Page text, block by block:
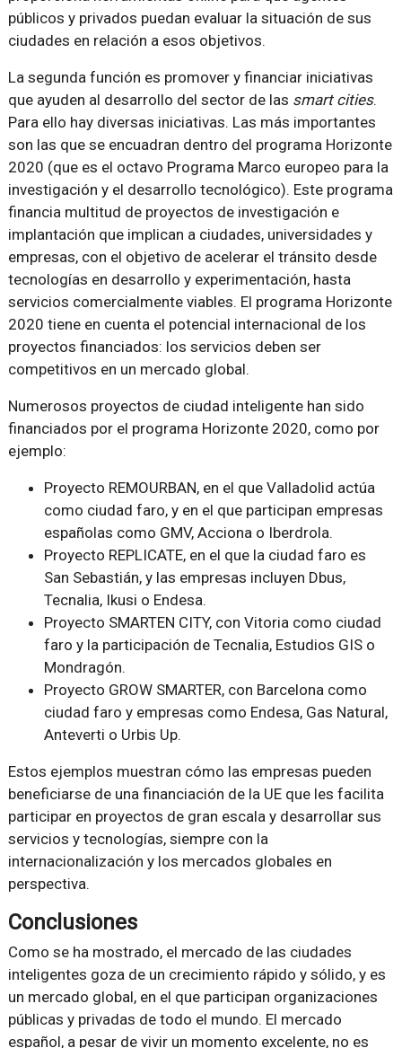
públicos y privados puedan evaluar la situación de sus
ciudades en relación a esos objetivos.
La segunda función es promover y financiar iniciativas
que ayuden al desarrollo del sector de las smart cities.
Para ello hay diversas iniciativas. Las más importantes
son las que se encuadran dentro del programa Horizonte
2020 (que es el octavo Programa Marco europeo para la
investigación y el desarrollo tecnológico). Este programa
financia multitud de proyectos de investigación e
implantación que implican a ciudades, universidades y
empresas, con el objetivo de acelerar el tránsito desde
tecnologías en desarrollo y experimentación, hasta
servicios comercialmente viables. El programa Horizonte
2020 tiene en cuenta el potencial internacional de los
proyectos financiados: los servicios deben ser
competitivos en un mercado global.
Numerosos proyectos de ciudad inteligente han sido
financiados por el programa Horizonte 2020, como por
ejemplo:
Proyecto REMOURBAN, en el que Valladolid actúa
como ciudad faro, y en el que participan empresas
españolas como GMV, Acciona o Iberdrola.
Proyecto REPLICATE, en el que la ciudad faro es
San Sebastián, y las empresas incluyen Dbus,
Tecnalia, Ikusi o Endesa.
Proyecto SMARTEN CITY, con Vitoria como ciudad
faro y la participación de Tecnalia, Estudios GIS o
Mondragón.
Proyecto GROW SMARTER, con Barcelona como
ciudad faro y empresas como Endesa, Gas Natural,
Anteverti o Urbis Up.
Estos ejemplos muestran cómo las empresas pueden
beneficiarse de una financiación de la UE que les facilita
participar en proyectos de gran escala y desarrollar sus
servicios y tecnologías, siempre con la
internacionalización y los mercados globales en
perspectiva.
Conclusiones
Como se ha mostrado, el mercado de las ciudades
inteligentes goza de un crecimiento rápido y sólido, y es
un mercado global, en el que participan organizaciones
públicas y privadas de todo el mundo. El mercado
español, a pesar de vivir un momento excelente, no es